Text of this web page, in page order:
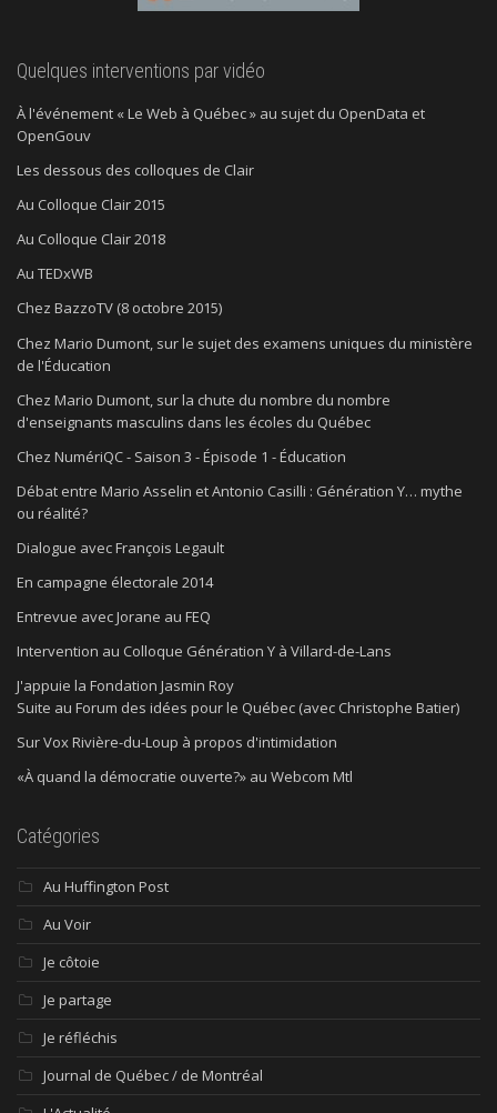
Quelques interventions par vidéo
À l'événement « Le Web à Québec » au sujet du OpenData et
OpenGouv
Les dessous des colloques de Clair
Au Colloque Clair 2015
Au Colloque Clair 2018
Au TEDxWB
Chez BazzoTV (8 octobre 2015)
Chez Mario Dumont, sur le sujet des examens uniques du ministère
de l'Éducation
Chez Mario Dumont, sur la chute du nombre du nombre
d'enseignants masculins dans les écoles du Québec
Chez NumériQC - Saison 3 - Épisode 1 - Éducation
Débat entre Mario Asselin et Antonio Casilli : Génération Y… mythe
ou réalité?
Dialogue avec François Legault
En campagne électorale 2014
Entrevue avec Jorane au FEQ
Intervention au Colloque Génération Y à Villard-de-Lans
J'appuie la Fondation Jasmin Roy
Suite au Forum des idées pour le Québec (avec Christophe Batier)
Sur Vox Rivière-du-Loup à propos d'intimidation
«À quand la démocratie ouverte?» au Webcom Mtl
Catégories
Au Huffington Post
Au Voir
Je côtoie
Je partage
Je réfléchis
Journal de Québec / de Montréal